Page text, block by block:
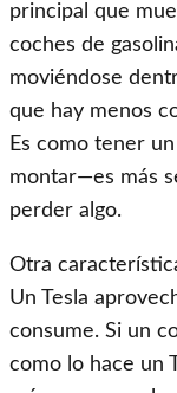
principal que
coches de
moviéndose
que hay menos
Es como tener
montar—es más
perder algo.
Otra
Un Tesla
consume. Si un
como lo hace un